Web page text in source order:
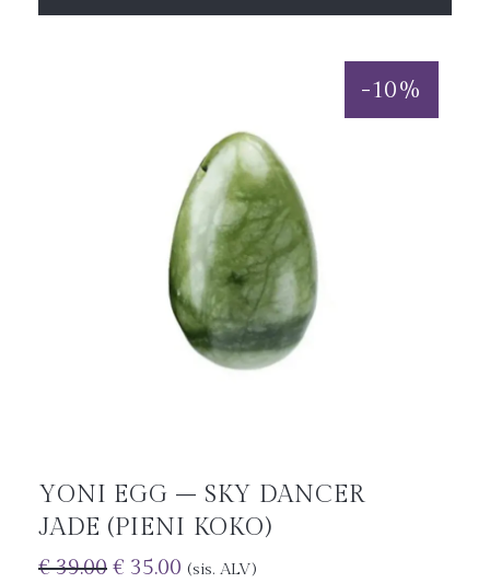
-10%
YONI EGG – SKY DANCER
JADE (PIENI KOKO)
€39.00 € 35.00 (sis. ALV)